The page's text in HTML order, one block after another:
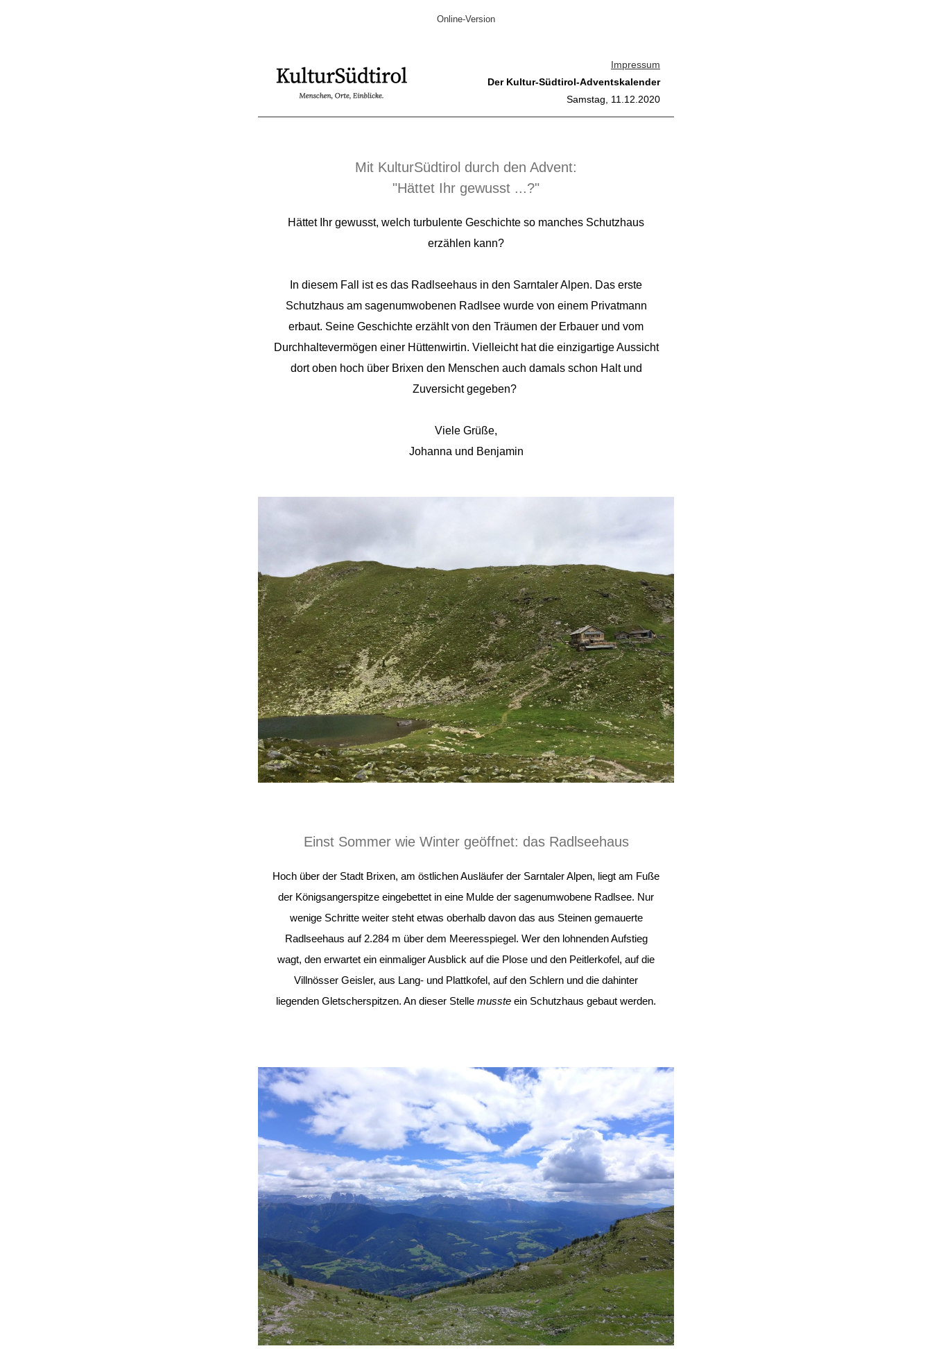
Online-Version
Impressum
Der Kultur-Südtirol-Adventskalender
Samstag, 11.12.2020
Mit KulturSüdtirol durch den Advent:
"Hättet Ihr gewusst ...?"
Hättet Ihr gewusst, welch turbulente Geschichte so manches Schutzhaus
erzählen kann?
In diesem Fall ist es das Radlseehaus in den Sarntaler Alpen. Das erste
Schutzhaus am sagenumwobenen Radlsee wurde von einem Privatmann
erbaut. Seine Geschichte erzählt von den Träumen der Erbauer und vom
Durchhaltevermögen einer Hüttenwirtin. Vielleicht hat die einzigartige Aussicht
dort oben hoch über Brixen den Menschen auch damals schon Halt und
Zuversicht gegeben?
Viele Grüße,
Johanna und Benjamin
Einst Sommer wie Winter geöffnet: das Radlseehaus
Hoch über der Stadt Brixen, am östlichen Ausläufer der Sarntaler Alpen, liegt am Fuße
der Königsangerspitze eingebettet in eine Mulde der sagenumwobene Radlsee. Nur
wenige Schritte weiter steht etwas oberhalb davon das aus Steinen gemauerte
Radlseehaus auf 2.284 m über dem Meeresspiegel. Wer den lohnenden Aufstieg
wagt, den erwartet ein einmaliger Ausblick auf die Plose und den Peitlerkofel, auf die
Villnösser Geisler, aus Lang- und Plattkofel, auf den Schlern und die dahinter
liegenden Gletscherspitzen. An dieser Stelle musste ein Schutzhaus gebaut werden.